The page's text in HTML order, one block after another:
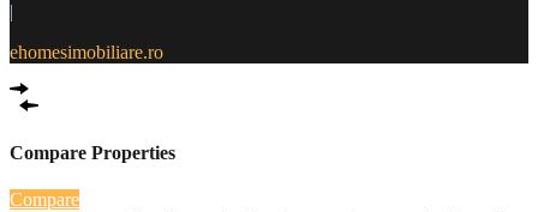
|
ehomesimobiliare.ro
Compare Properties
Compare